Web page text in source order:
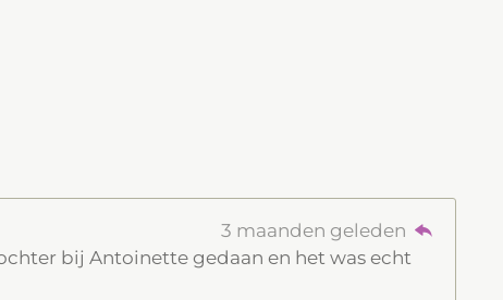
3 maanden geleden
bij Antoinette gedaan en het was echt